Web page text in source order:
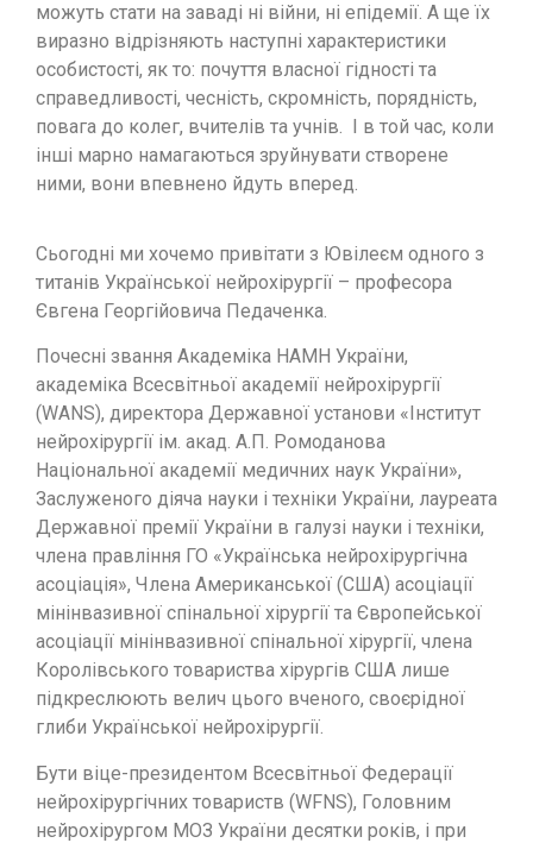
можуть стати на заваді ні війни, ні епідемії. А ще їх
виразно відрізняють наступні характеристики
особистості, як то: почуття власної гідності та
справедливості, чесність, скромність, порядність,
повага до колег, вчителів та учнів. І в той час, коли
інші марно намагаються зруйнувати створене
ними, вони впевнено йдуть вперед.
Сьогодні ми хочемо привітати з Ювілеєм одного з
титанів Української нейрохірургії – професора
Євгена Георгійовича Педаченка.
Почесні звання Академіка НАМН України,
академіка Всесвітньої академії нейрохірургії
(WANS), директора Державної установи «Інститут
нейрохірургії ім. акад. А.П. Ромоданова
Національної академії медичних наук України»,
Заслуженого діяча науки і техніки України, лауреата
Державної премії України в галузі науки і техніки,
члена правління ГО «Українська нейрохірургічна
асоціація», Члена Американської (США) асоціації
мінінвазивної спінальної хірургії та Європейської
асоціації мінінвазивної спінальної хірургії, члена
Королівського товариства хірургів США лише
підкреслюють велич цього вченого, своєрідної
глиби Української нейрохірургії.
Бути віце-президентом Всесвітньої Федерації
нейрохірургічних товариств (WFNS), Головним
нейрохірургом МОЗ України десятки років, і при